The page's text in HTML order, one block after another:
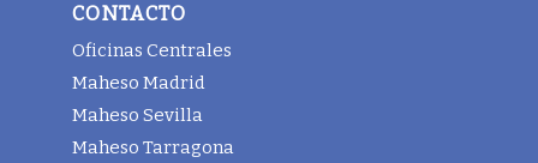
CONTACTO
Oficinas Centrales
Maheso Madrid
Maheso Sevilla
Maheso Tarragona